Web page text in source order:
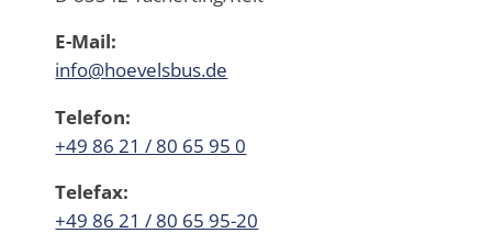
E-Mail:
info@hoevelsbus.de
Telefon:
+49 86 21 / 80 65 95 0
Telefax:
+49 86 21 / 80 65 95-20